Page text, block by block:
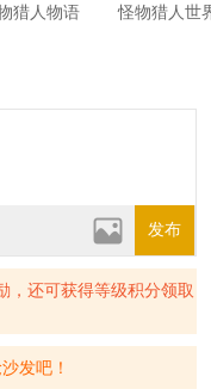
猎人物语
怪物猎人世
发布
，还可获得等级积分领取
发吧！